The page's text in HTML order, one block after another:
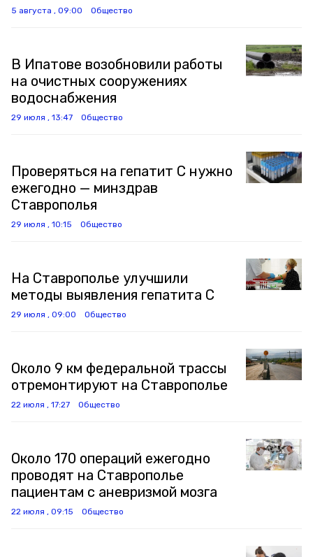
5 августа , 09:00 Общество
В Ипатове возобновили работы
на очистных сооружениях
водоснабжения
29 июля , 13:47 Общество
Проверяться на гепатит C нужно
ежегодно — минздрав
Ставрополья
29 июля , 10:15 Общество
На Ставрополье улучшили
методы выявления гепатита C
29 июля , 09:00 Общество
Около 9 км федеральной трассы
отремонтируют на Ставрополье
22 июля , 17:27 Общество
Около 170 операций ежегодно
проводят на Ставрополье
пациентам с аневризмой мозга
22 июля , 09:15 Общество